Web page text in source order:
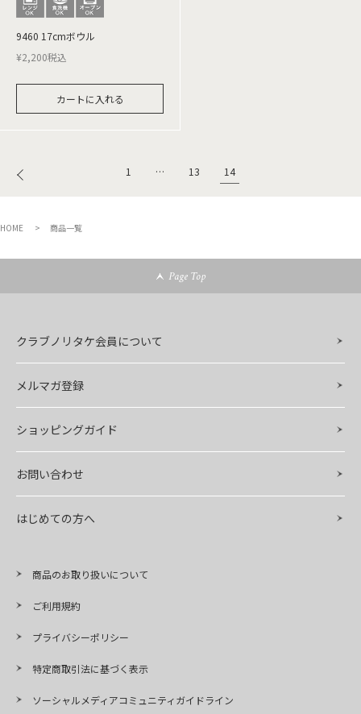
9460 17cmボウル
¥2,200税込
カートに入れる
1 … 13 14
HOME 商品一覧
Page Top
クラブノリタケ会員について
メルマガ登録
ショッピングガイド
お問い合わせ
はじめての方へ
商品のお取り扱いについて
ご利用規約
プライバシーポリシー
特定商取引法に基づく表示
ソーシャルメディアコミュニティガイドライン